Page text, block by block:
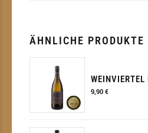
ÄHNLICHE PRODUKTE
9,90€